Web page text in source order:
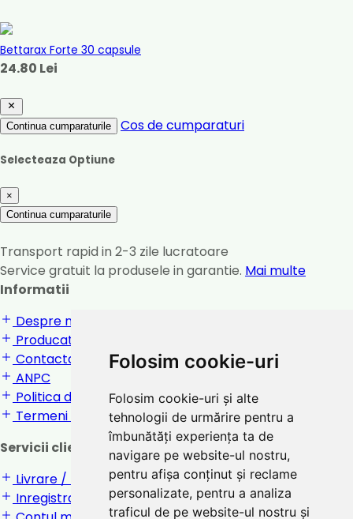
Folosim cookie-uri
Folosim cookie-uri și alte
tehnologii de urmărire pentru a
îmbunătăți experiența ta de
navigare pe website-ul nostru,
pentru afișa conținut și reclame
personalizate, pentru a analiza
traficul de pe website-ul nostru și
Bettarax Forte 30 capsule
24.80 Lei
Continua cumparaturile Cos de cumparaturi
Selecteaza Optiune
×
Continua cumparaturile
Transport rapid in 2-3 zile lucratoare
Service gratuit la produsele in garantie. Mai multe
Informatii
Despre noi
Producatori
Contactati-ne
ANPC
Politica de confidentialitate
Termeni si conditii
Servicii clienti
Livrare / returnare
Inregistrare / Login